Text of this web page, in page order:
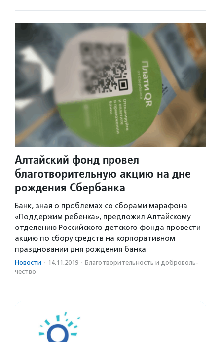
Алтайский фонд провел
благотворительную акцию на дне
рождения Сбербанка
Банк, зная о проблемах со сборами марафона
«Поддержим ребенка», предложил Алтайскому
отделению Российского детского фонда провести
акцию по сбору средств на корпоративном
праздновании дня рождения банка.
Новости · 14.11.2019 · Благотвори­тель­ность и доброволь­
чест­во